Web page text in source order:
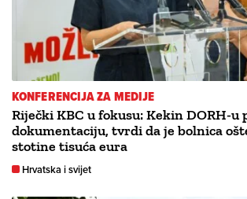
KONFERENCIJA ZA MEDIJE
Riječki KBC u fokusu: Kekin DORH-u
dokumentaciju, tvrdi da je bolnica
stotine tisuća eura
Hrvatska i svijet